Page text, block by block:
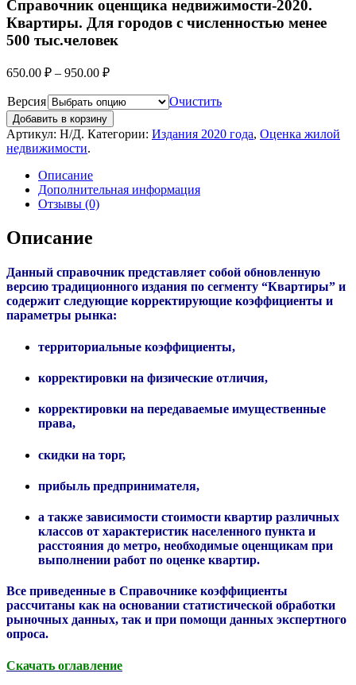
Справочник оценщика недвижимости-2020.
Квартиры. Для городов с численностью менее
500 тыс.человек
650.00 ₽ – 950.00 ₽
Версия Очистить
Добавить в корзину
Артикул: Н/Д. Категории: Издания 2020 года, Оценка жилой
недвижимости.
Описание
Дополнительная информация
Отзывы (0)
Описание
Данный справочник представляет собой обновленную
версию традиционного издания по сегменту “Квартиры” и
содержит следующие корректирующие коэффициенты и
параметры рынка:
территориальные коэффициенты,
корректировки на физические отличия,
корректировки на передаваемые имущественные
права,
скидки на торг,
прибыль предпринимателя,
а также зависимости стоимости квартир различных
классов от характеристик населенного пункта и
расстояния до метро, необходимые оценщикам при
выполнении работ по оценке квартир.
Все приведенные в Справочнике коэффициенты
рассчитаны как на основании статистической обработки
рыночных данных, так и при помощи данных экспертного
опроса.
Скачать оглавление